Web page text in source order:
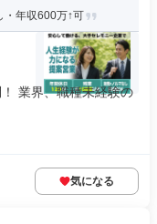
・年収600万↑可
業界、職種未経験の
気になる